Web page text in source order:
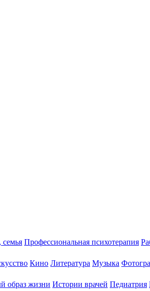
Профессиональная психотерапия
Кино Литература Музыка
образ жизни Истории врачей Педиатрия